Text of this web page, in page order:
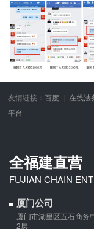
友情链接：百度 在线法
平台
全福建直营
FUJIAN CHAIN
厦门公司
厦门市湖里区五石商务
2层